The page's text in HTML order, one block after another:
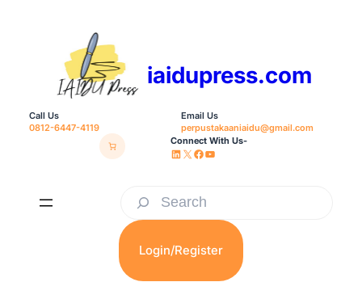
Call Us
0812-6447-4119
Email Us
perpustakaaniaidu@gmail.com
iaidupress.com
Connect With Us-
LinkedIn X Facebook YouTube
e
a
r
Login/Register